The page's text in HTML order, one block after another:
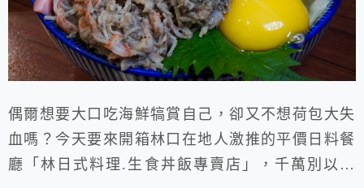
偶爾想要大口吃海鮮犒賞自己，卻又不想荷包大失
血嗎？今天要來開箱林口在地人激推的平價日料餐
廳「林日式料理.生食丼飯專賣店」，千萬別以為